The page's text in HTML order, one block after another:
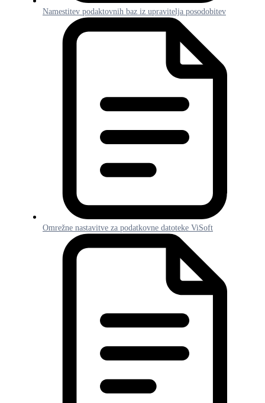
Namestitev podaktovnih baz iz upravitelja posodobitev
Omrežne nastavitve za podatkovne datoteke ViSoft